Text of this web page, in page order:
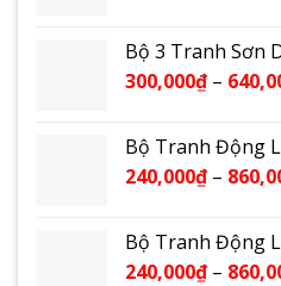
Bộ 3 Tranh Sơn
300,000₫ –
Bộ Tranh Động
240,000₫ –
Bộ Tranh Động
240,000₫ –